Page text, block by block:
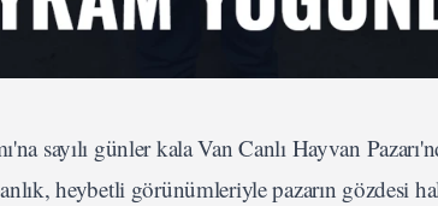
sayılı günler kala Van Canlı Hayvan
heybetli görünümleriyle pazarın gözdesi